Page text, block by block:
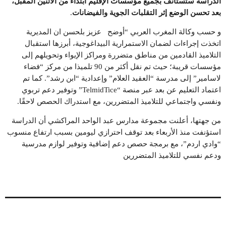
بعد تحسن الوضع إثر التقلبات الجوية والفيضانات.
و حسب وكالة المغرب العربي “أوضح عزيز بلحسن ان المديرية
اتخذت إجراءات لضمان الاستمرارية البيداغوجية، أبرزها استقبال
التلاميذ القادمين من مناطق متضررة ومراكز الإيواء وتحويلهم إلى
مؤسسات قريبة؛ حيث تم نقل أكثر من 90 تلميذا من مركز “فضاء
لاسامير” إلى مدرسة “العقيد العلام” وإعدادية “ابن رشد”. كما تم
اعتماد التعليم عن بعد عبر منصة “TelmidTice” وتوفير دعم تربوي
ونفسي واجتماعي للتلاميذ المتضررين، مع استدراك الحصص لاحقًا.
من جهتها، أعلنت مجموعة مدارس عبد الواحد المراكشي أن الدراسة
استؤنفت منذ الأربعاء بعد توقف احترازي ليومين بسبب ارتفاع منسوب
“وادي اردم”، مع برمجة حصص دعم إضافية وتوفير لوازم مدرسية
ودعم نفسي للتلاميذ المتضررين